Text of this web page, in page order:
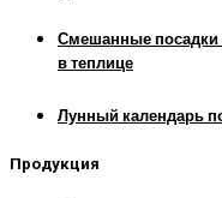
Смешанные посадки
в теплице
Лунный календарь
Продукция